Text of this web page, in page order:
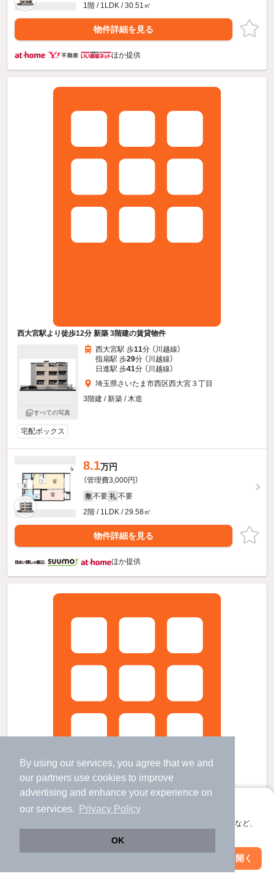
By using our services, you agree that we and
our partners use cookies to improve
advertising and enhance your experience on
our services.
Privacy Policy
OK
アプリに切り替えて、サクサクお部屋探し
会員登録なしですぐ使える。マップ検索やお気に入り保存など、
アプリを開く
1階 / 1LDK / 30.51㎡
物件詳細を見る
ほか提供
西大宮駅より徒歩12分 新築 3階建の賃貸物件
すべての写真
西大宮駅 歩11分 （川越線）
指扇駅 歩29分 （川越線）
日進駅 歩41分 （川越線）
埼玉県さいたま市西区西大宮３丁目
3階建 / 新築 / 木造
宅配ボックス
8.1万円
（管理費3,000円）
敷 不要 礼 不要
2階 / 1LDK / 29.58㎡
物件詳細を見る
ほか提供
絞り込み条件を変更